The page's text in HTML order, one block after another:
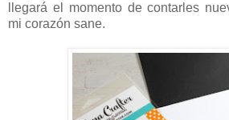
llegará el momento de contarles
mi corazón sane.